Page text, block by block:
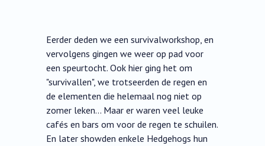
Eerder deden we een survivalworkshop, en
vervolgens gingen we weer op pad voor
een speurtocht. Ook hier ging het om
"survivallen", we trotseerden de regen en
de elementen die helemaal nog niet op
zomer leken... Maar er waren veel leuke
cafés en bars om voor de regen te schuilen.
En later showden enkele Hedgehogs hun